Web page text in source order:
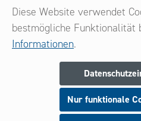
FOLGE UNS
Melden Sie sich jetzt zu
und seien Sie stets über
Diese Website verwendet
bestmögliche Funktionalität
Informationen.
Nur funktionale